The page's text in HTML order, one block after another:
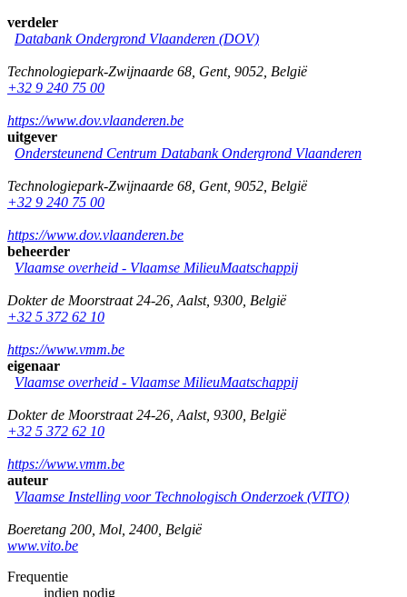
verdeler
Databank Ondergrond Vlaanderen (DOV)
Technologiepark-Zwijnaarde 68 Gent, 9052 België
+32 9 240 75 00
https://www.dov.vlaanderen.be
uitgever
Ondersteunend Centrum Databank Ondergrond Vlaanderen
Technologiepark-Zwijnaarde 68 Gent, 9052 België
+32 9 240 75 00
https://www.dov.vlaanderen.be
beheerder
Vlaamse overheid - Vlaamse MilieuMaatschappij
Dokter de Moorstraat 24-26 Aalst, 9300 België
+32 5 372 62 10
https://www.vmm.be
eigenaar
Vlaamse overheid - Vlaamse MilieuMaatschappij
Dokter de Moorstraat 24-26 Aalst, 9300 België
+32 5 372 62 10
https://www.vmm.be
auteur
Vlaamse Instelling voor Technologisch Onderzoek (VITO)
Boeretang 200 Mol 2400 België
www.vito.be
Frequentie
indien nodig